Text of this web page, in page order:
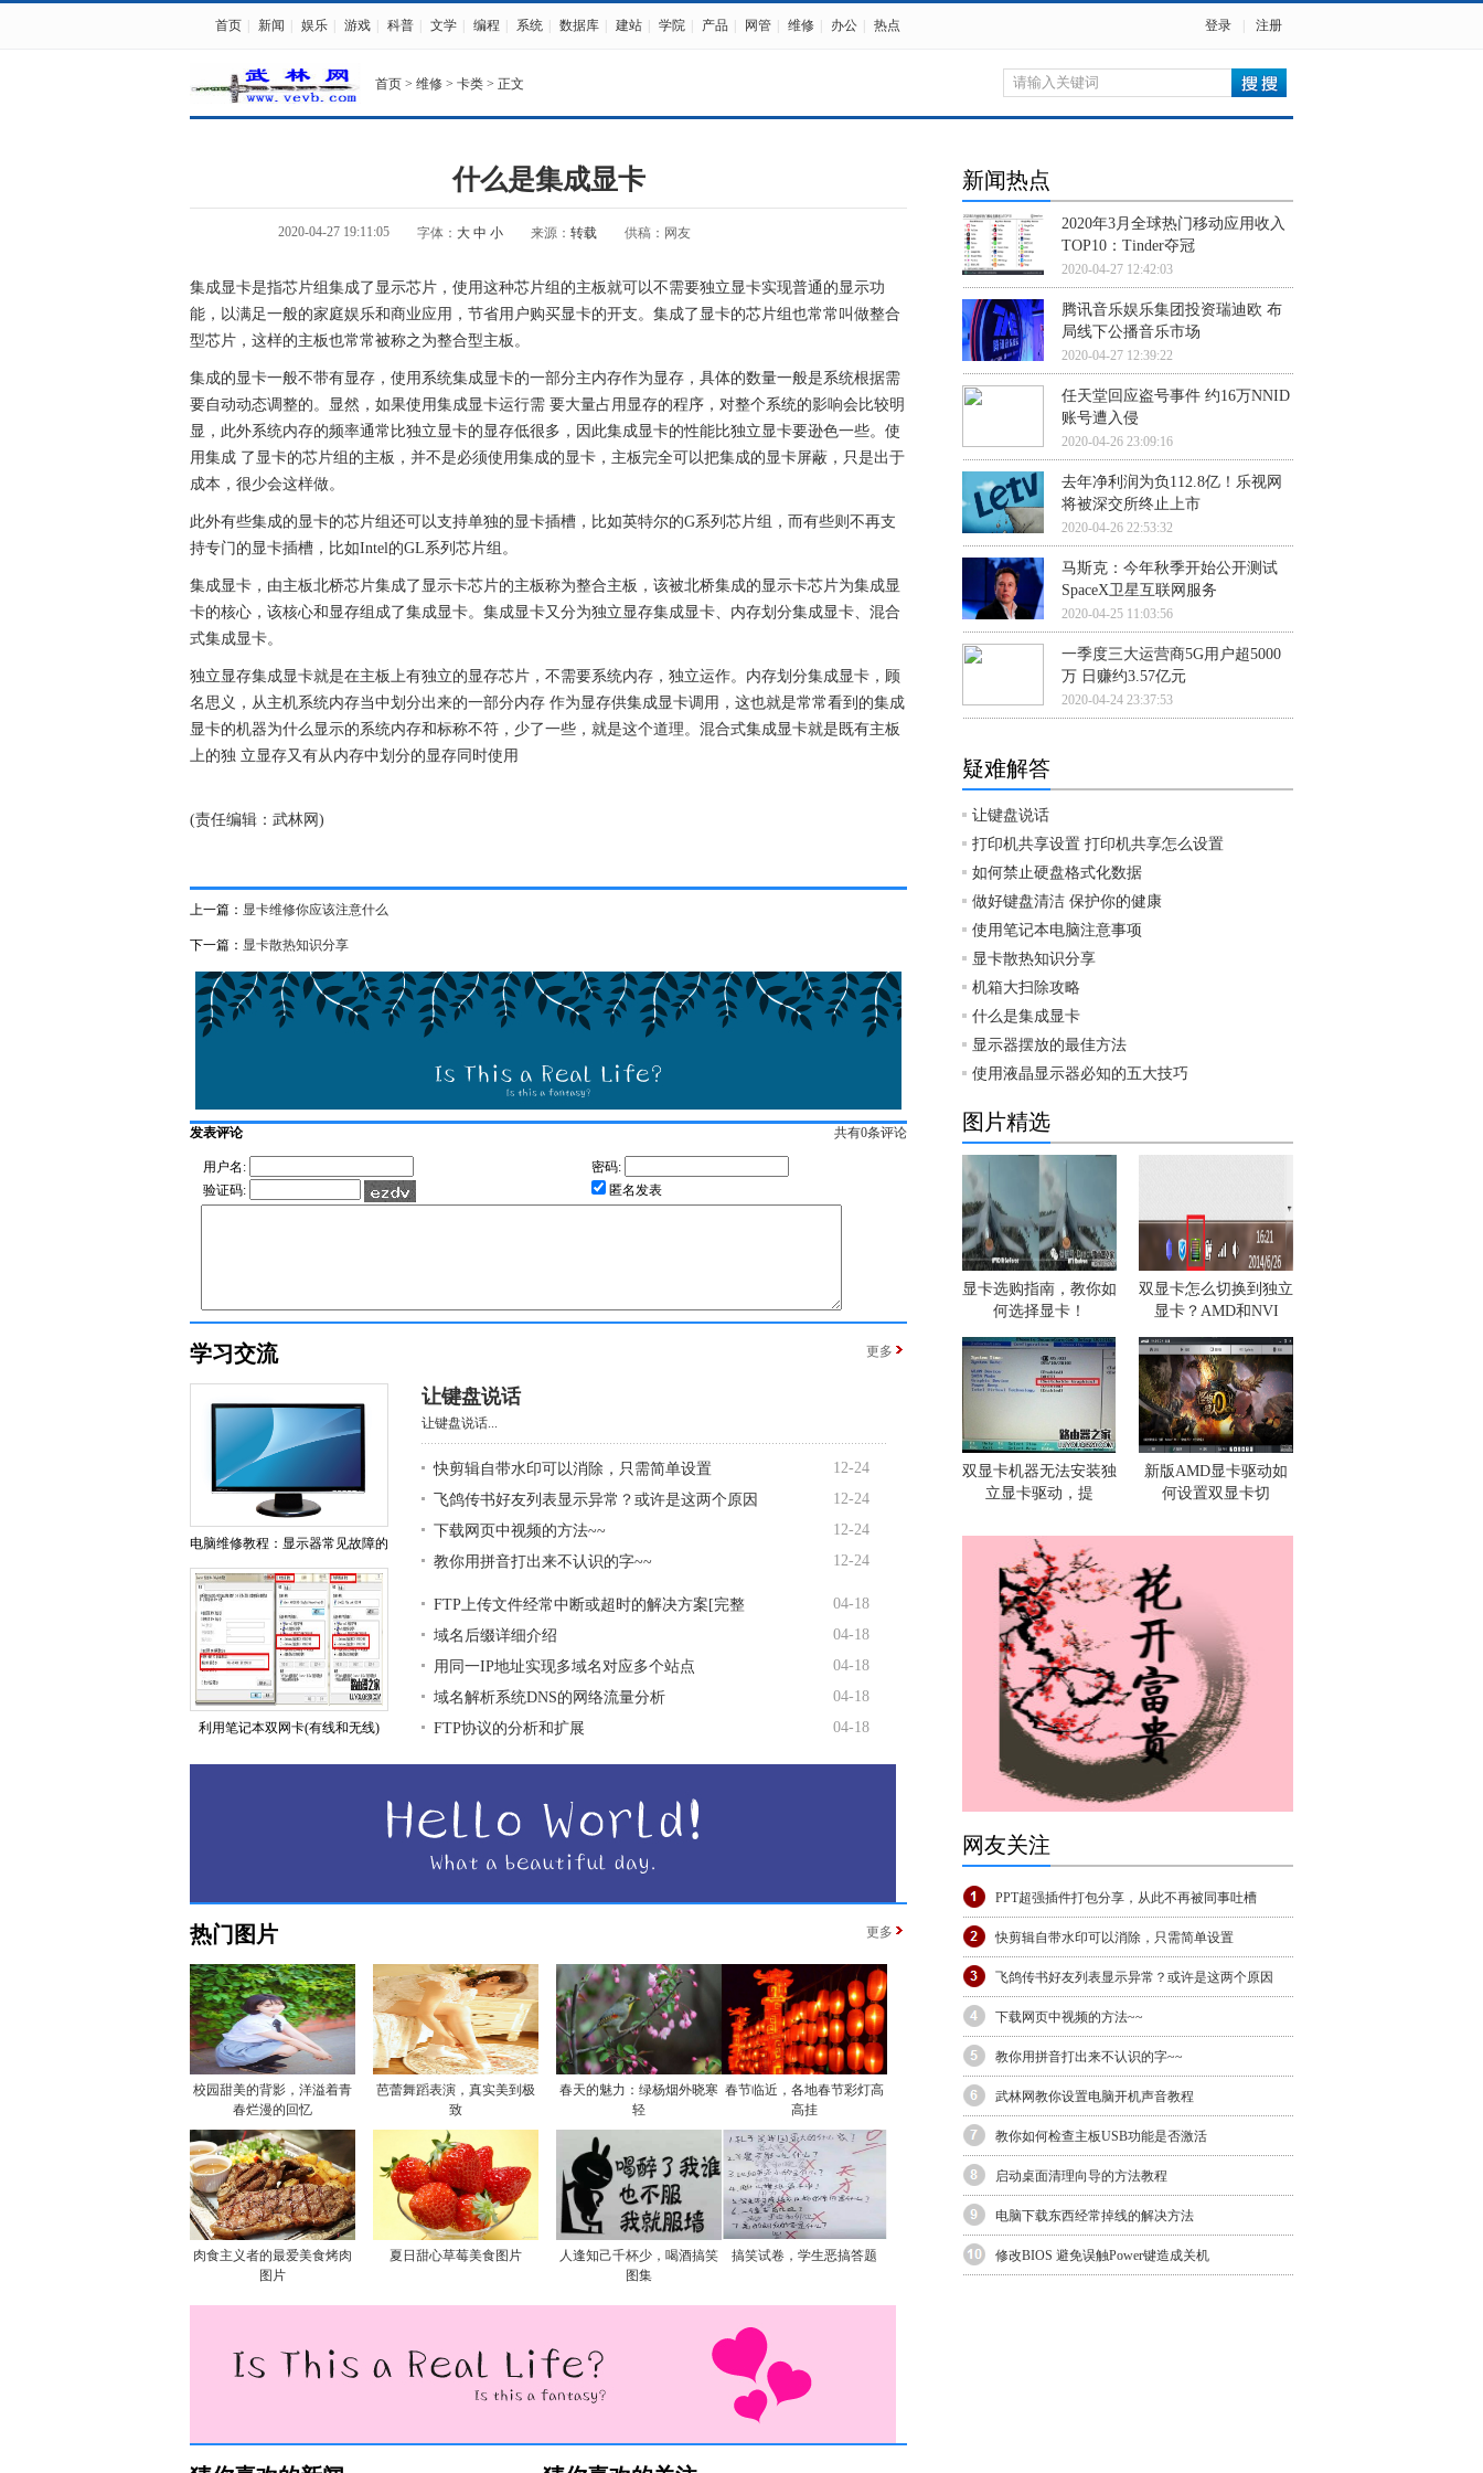
首页 新闻 娱乐 游戏 科普 文学 编程 系统 数据库 建站 学院 产品 网管 维修 办公 热点 登录 注册
首页 > 维修 > 卡类 > 正文
什么是集成显卡
2020-04-27 19:11:05 字体： 大 中 小 来源： 转载 供稿：网友
集成显卡是指芯片组集成了显示芯片，使用这种芯片组的主板就可以不需要独立显卡实现普通的显示功
能，以满足一般的家庭娱乐和商业应用，节省用户购买显卡的开支。集成了显卡的芯片组也常常叫做整合
型芯片，这样的主板也常常被称之为整合型主板。
集成的显卡一般不带有显存，使用系统集成显卡的一部分主内存作为显存，具体的数量一般是系统根据需
要自动动态调整的。显然，如果使用集成显卡运行需 要大量占用显存的程序，对整个系统的影响会比较明
显，此外系统内存的频率通常比独立显卡的显存低很多，因此集成显卡的性能比独立显卡要逊色一些。使
用集成 了显卡的芯片组的主板，并不是必须使用集成的显卡，主板完全可以把集成的显卡屏蔽，只是出于
成本，很少会这样做。
此外有些集成的显卡的芯片组还可以支持单独的显卡插槽，比如英特尔的G系列芯片组，而有些则不再支
持专门的显卡插槽，比如Intel的GL系列芯片组。
集成显卡，由主板北桥芯片集成了显示卡芯片的主板称为整合主板，该被北桥集成的显示卡芯片为集成显
卡的核心，该核心和显存组成了集成显卡。集成显卡又分为独立显存集成显卡、内存划分集成显卡、混合
式集成显卡。
独立显存集成显卡就是在主板上有独立的显存芯片，不需要系统内存，独立运作。内存划分集成显卡，顾
名思义，从主机系统内存当中划分出来的一部分内存 作为显存供集成显卡调用，这也就是常常看到的集成
显卡的机器为什么显示的系统内存和标称不符，少了一些，就是这个道理。混合式集成显卡就是既有主板
上的独 立显存又有从内存中划分的显存同时使用
(责任编辑：武林网)
上一篇： 显卡维修你应该注意什么
下一篇： 显卡散热知识分享
发表评论 共有0条评论
用户名:
密码:
验证码:
匿名发表
学习交流 更多
电脑维修教程：显示器常见故障的
利用笔记本双网卡(有线和无线)
让键盘说话
让键盘说话...
快剪辑自带水印可以消除，只需简单设置
12-24
飞鸽传书好友列表显示异常？或许是这两个原因
12-24
下载网页中视频的方法~~
12-24
教你用拼音打出来不认识的字~~
12-24
FTP上传文件经常中断或超时的解决方案[完整
04-18
域名后缀详细介绍
04-18
用同一IP地址实现多域名对应多个站点
04-18
域名解析系统DNS的网络流量分析
04-18
FTP协议的分析和扩展
04-18
热门图片 更多
校园甜美的背影，洋溢着青
春烂漫的回忆
芭蕾舞蹈表演，真实美到极
致
春天的魅力：绿杨烟外晓寒
轻
春节临近，各地春节彩灯高
高挂
肉食主义者的最爱美食烤肉
图片
夏日甜心草莓美食图片
人逢知己千杯少，喝酒搞笑
图集
搞笑试卷，学生恶搞答题
新闻热点
2020年3月全球热门移动应用收入
TOP10：Tinder夺冠
2020-04-27 12:42:03
腾讯音乐娱乐集团投资瑞迪欧 布
局线下公播音乐市场
2020-04-27 12:39:22
任天堂回应盗号事件 约16万NNID
账号遭入侵
2020-04-26 23:09:16
去年净利润为负112.8亿！乐视网
将被深交所终止上市
2020-04-26 22:53:32
马斯克：今年秋季开始公开测试
SpaceX卫星互联网服务
2020-04-25 11:03:56
一季度三大运营商5G用户超5000
万 日赚约3.57亿元
2020-04-24 23:37:53
疑难解答
让键盘说话
打印机共享设置 打印机共享怎么设置
如何禁止硬盘格式化数据
做好键盘清洁 保护你的健康
使用笔记本电脑注意事项
显卡散热知识分享
机箱大扫除攻略
什么是集成显卡
显示器摆放的最佳方法
使用液晶显示器必知的五大技巧
图片精选
显卡选购指南，教你如
何选择显卡！
双显卡怎么切换到独立
显卡？AMD和NVI
双显卡机器无法安装独
立显卡驱动，提
新版AMD显卡驱动如
何设置双显卡切
网友关注
PPT超强插件打包分享，从此不再被同事吐槽
快剪辑自带水印可以消除，只需简单设置
飞鸽传书好友列表显示异常？或许是这两个原因
下载网页中视频的方法~~
教你用拼音打出来不认识的字~~
武林网教你设置电脑开机声音教程
教你如何检查主板USB功能是否激活
启动桌面清理向导的方法教程
电脑下载东西经常掉线的解决方法
修改BIOS 避免误触Power键造成关机